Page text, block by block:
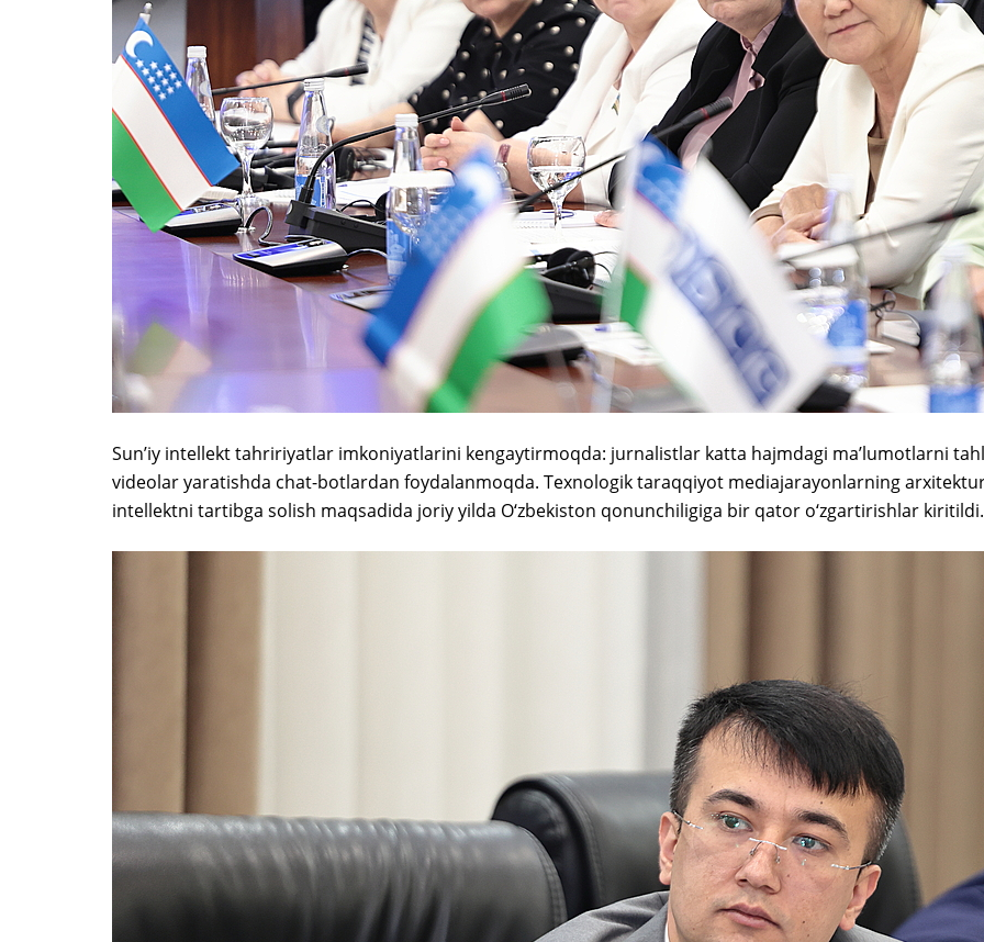
Sun’iy intellekt tahririyatlar imkoniyatlarini kengaytirmoqda: jurnalistlar katta hajmdagi ma’lumotlarni
videolar yaratishda chat-botlardan foydalanmoqda. Texnologik taraqqiyot mediajarayonlarning
intellektni tartibga solish maqsadida joriy yilda O‘zbekiston qonunchiligiga bir qator o‘zgartirishlar kiritildi.